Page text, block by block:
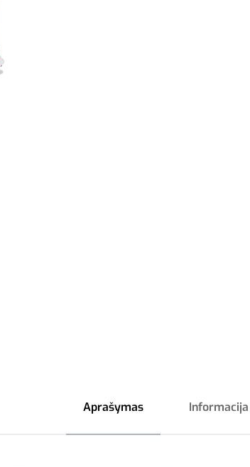
Aprašymas